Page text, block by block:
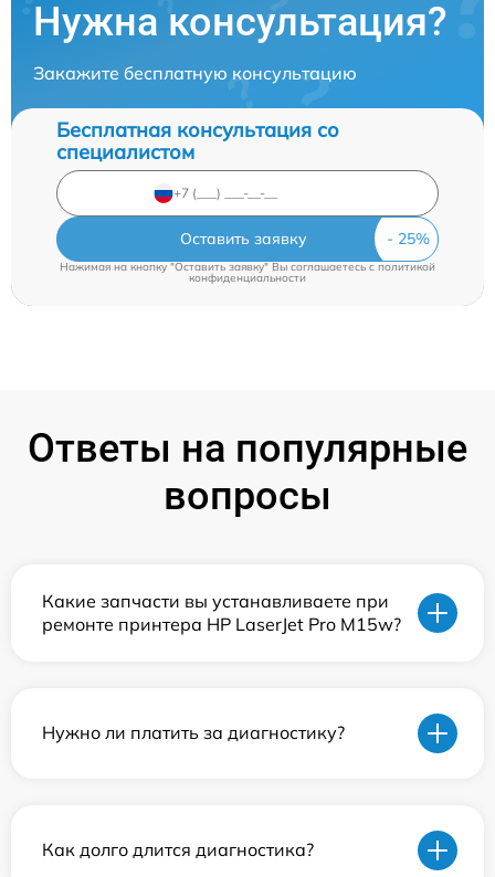
Нужна консультация?
Закажите бесплатную консультацию
Бесплатная консультация со
специалистом
Оставить заявку
Нажимая на кнопку "Оставить заявку" Вы соглашаетесь cполитикой
конфиденциальности
Ответы на популярные
вопросы
Какие запчасти вы устанавливаете при
ремонте принтера HP LaserJet Pro M15w?
Нужно ли платить за диагностику?
Как долго длится диагностика?